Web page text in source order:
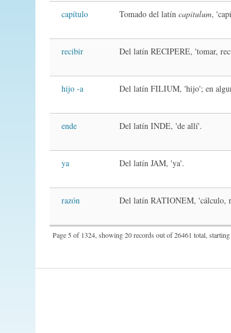
capítulo Tomado del latín capitulum,
recibir Del latín RECIPERE, 'tomar,
hijo -a Del latín FILIUM, 'hijo'; en
ende Del latín INDE, 'de allí'.
ya Del latín JAM, 'ya'.
razón Del latín RATIONEM, 'cálculo,
Page 5 of 1324, showing 20 records out of 26461 total,